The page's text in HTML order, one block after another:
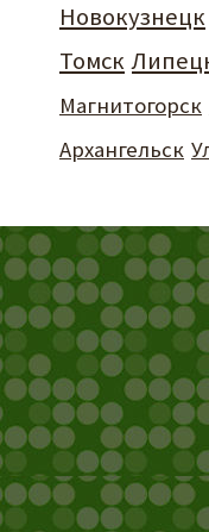
Новокузнецк
Томск
Магнитогорск
Архангельск